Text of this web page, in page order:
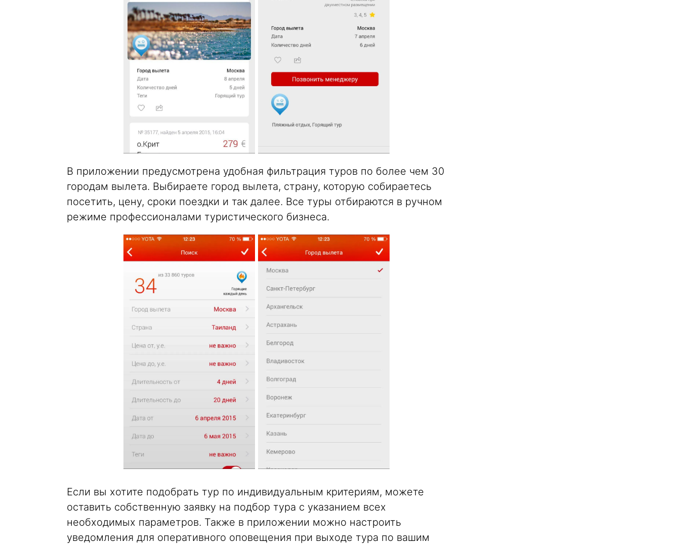
В приложении предусмотрена удобная фильтрация туров по более чем 30
городам вылета. Выбираете город вылета, страну, которую собираетесь
посетить, цену, сроки поездки и так далее. Все туры отбираются в ручном
режиме профессионалами туристического бизнеса.
Если вы хотите подобрать тур по индивидуальным критериям, можете
оставить собственную заявку на подбор тура с указанием всех
необходимых параметров. Также в приложении можно настроить
уведомления для оперативного оповещения при выходе тура по вашим